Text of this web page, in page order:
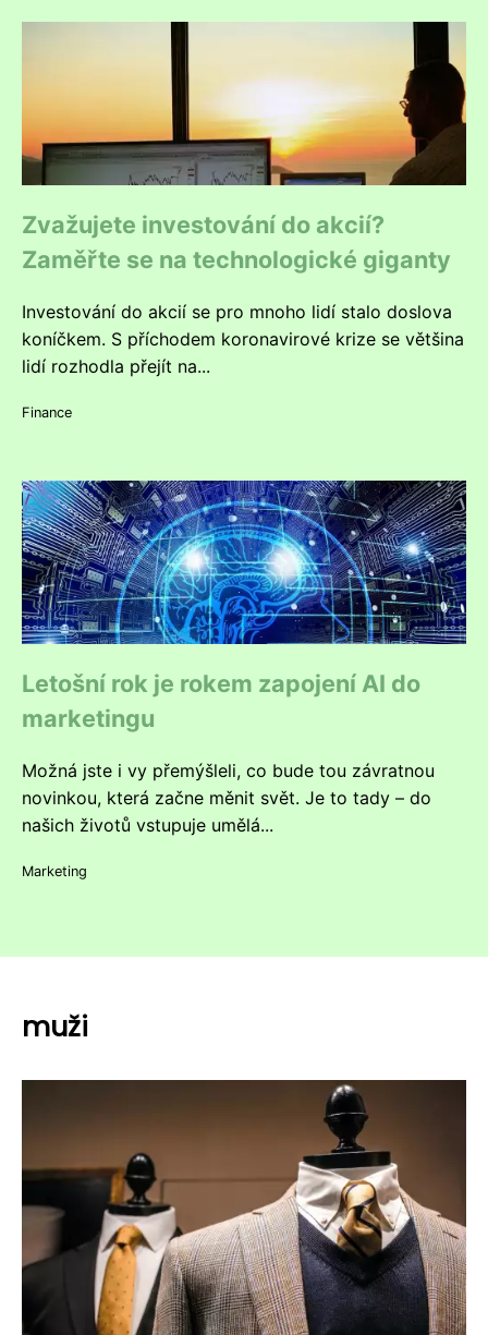
Zvažujete investování do akcií?
Zaměřte se na technologické giganty
Investování do akcií se pro mnoho lidí stalo doslova
koníčkem. S příchodem koronavirové krize se většina
lidí rozhodla přejít na...
Finance
Letošní rok je rokem zapojení AI do
marketingu
Možná jste i vy přemýšleli, co bude tou závratnou
novinkou, která začne měnit svět. Je to tady – do
našich životů vstupuje umělá...
Marketing
muži